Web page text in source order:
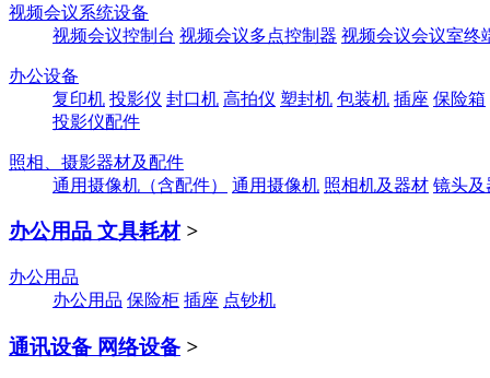
视频会议系统设备
视频会议控制台 视频会议多点控制器 视频会议会议室终
办公设备
复印机 投影仪 封口机 高拍仪 塑封机 包装机 插座 保险箱
投影仪配件
照相、摄影器材及配件
通用摄像机（含配件）
通用摄像机 照相机及器材 镜头及
办公用品 文具耗材 >
办公用品
办公用品 保险柜 插座 点钞机
通讯设备 网络设备 >